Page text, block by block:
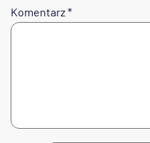
Komentarz*